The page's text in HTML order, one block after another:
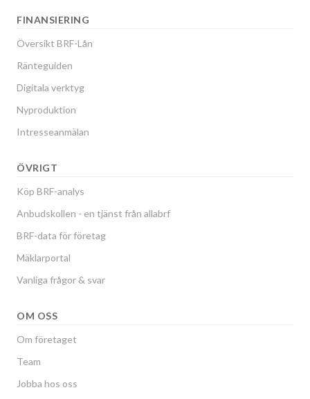
FINANSIERING
Översikt BRF-Lån
Ränteguiden
Digitala verktyg
Nyproduktion
Intresseanmälan
ÖVRIGT
Köp BRF-analys
Anbudskollen - en tjänst från allabrf
BRF-data för företag
Mäklarportal
Vanliga frågor & svar
OM OSS
Om företaget
Team
Jobba hos oss